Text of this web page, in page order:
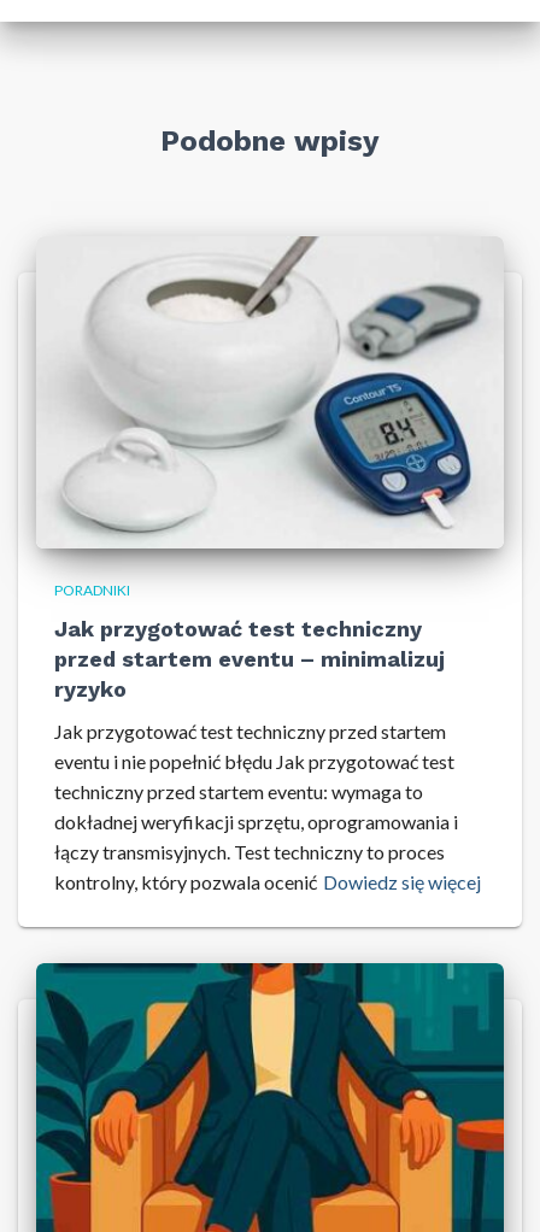
Podobne wpisy
PORADNIKI
Jak przygotować test techniczny
przed startem eventu – minimalizuj
ryzyko
Jak przygotować test techniczny przed startem
eventu i nie popełnić błędu Jak przygotować test
techniczny przed startem eventu: wymaga to
dokładnej weryfikacji sprzętu, oprogramowania i
łączy transmisyjnych. Test techniczny to proces
kontrolny, który pozwala ocenić Dowiedz się więcej